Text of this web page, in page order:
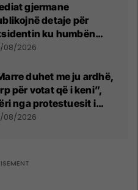
gjermane
detaje për
ku humbën
tre mërgimtarë nga
08/2026
duhet me ju ardhë,
për votat që i keni”,
nga protestuesit i
Bedri Hamzës
08/2026